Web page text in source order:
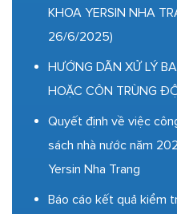
KHOA YERSIN NHA
26/6/2025)
HƯỚNG DẪN XỬ LÝ
HOẶC CÔN TRÙNG
Quyết định về việc
sách nhà nước năm
Yersin Nha Trang
Báo cáo kết quả kiểm